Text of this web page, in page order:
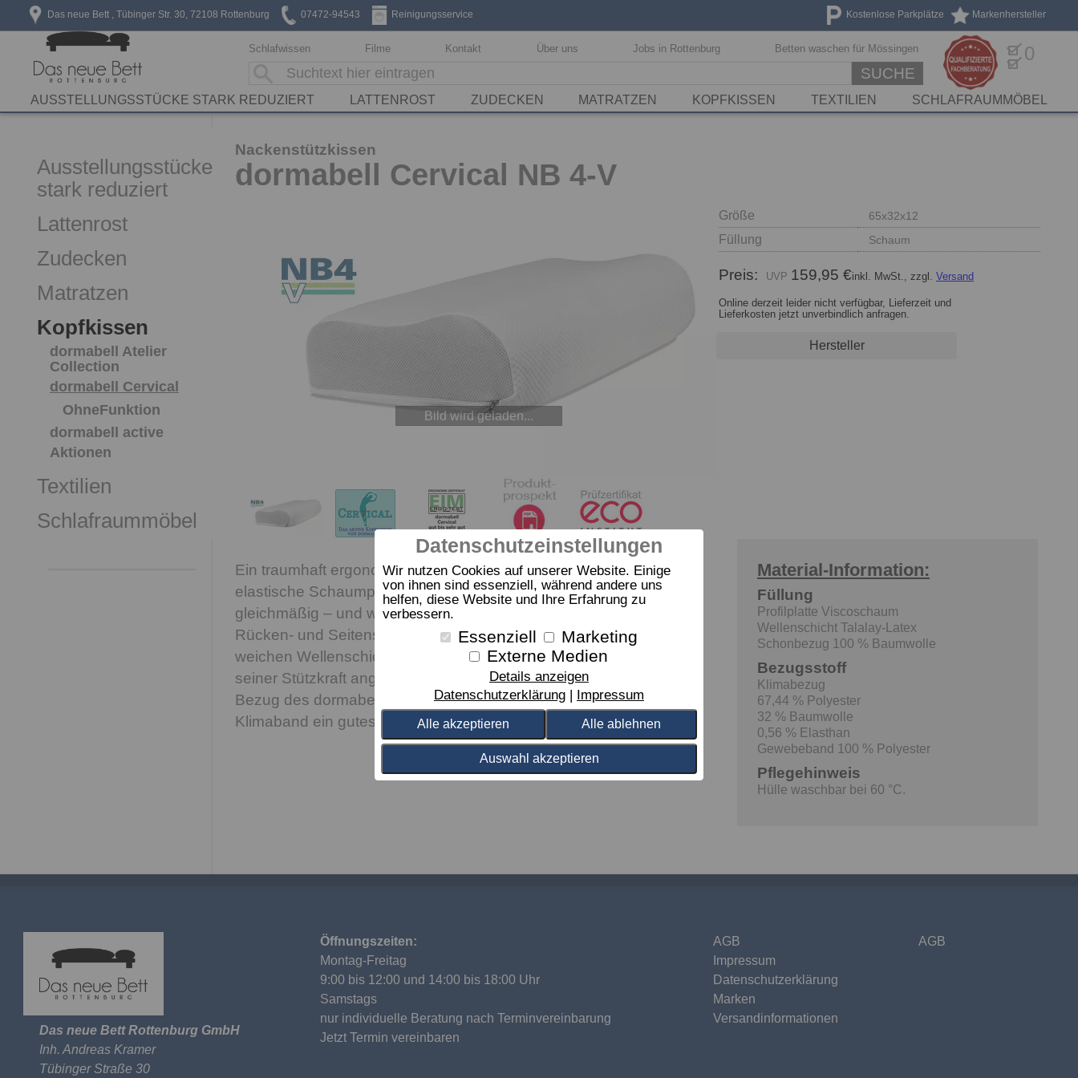
Datenschutzeinstellungen
Wir nutzen Cookies auf unserer Website. Einige
von ihnen sind essenziell, während andere uns
helfen, diese Website und Ihre Erfahrung zu
verbessern.
Essenziell
Marketing
Externe Medien
Details anzeigen
Datenschutzerklärung
Impressum
Alle akzeptieren Alle ablehnen
Auswahl akzeptieren
Das neue Bett , Tübinger Str. 30, 72108 Rottenburg 07472-94543 Reinigungsservice Markenhersteller
Kostenlose Parkplätze
Schlafwissen Filme Kontakt Über uns Jobs in Rottenburg Betten waschen für Mössingen
SUCHE
0
AUSSTELLUNGSSTÜCKE STARK REDUZIERT LATTENROST ZUDECKEN MATRATZEN KOPFKISSEN TEXTILIEN SCHLAFRAUMMÖBEL
Ausstellungsstücke
stark reduziert
Lattenrost
Zudecken
Matratzen
Kopfkissen
dormabell Atelier
Collection
dormabell Cervical
OhneFunktion
dormabell active
Aktionen
Textilien
Schlafraummöbel
Nackenstützkissen
dormabell Cervical NB 4-V
Bild wird geladen...
Größe 65x32x12
Füllung Schaum
Preis: 159,95 €inkl. MwSt., zzgl. Versand
Online derzeit leider nicht verfügbar, Lieferzeit und
Lieferkosten jetzt unverbindlich anfragen.
Hersteller
Ein traumhaft ergonomisches Spitzen-Kissen: Die innovative, visco-
elastische Schaumplatte stabilisiert den Nacken, verteilt den Druck
gleichmäßig – und wirkt dabei angenehm klimatisierend. Ideal für
Rücken- und Seitenschläfer mit mittelfesten Matratzen. Dank der
weichen Wellenschicht aus Talalay-Latex fühlt sich das Kissen trotz
seiner Stützkraft angenehm soft an. Weiteres Highlight: Auch der
Bezug des dormabell Cervical NB 4-V fördert durch sein großes
Klimaband ein gutes Schlafklima.
Material-Information:
Füllung
Profilplatte Viscoschaum
Wellenschicht Talalay-Latex
Schonbezug 100 % Baumwolle
Bezugsstoff
Klimabezug
67,44 % Polyester
32 % Baumwolle
0,56 % Elasthan
Gewebeband 100 % Polyester
Pflegehinweis
Hülle waschbar bei 60 °C.
Das neue Bett Rottenburg GmbH
Inh. Andreas Kramer
Tübinger Straße 30
Öffnungszeiten:
Montag-Freitag
9:00 bis 12:00 und 14:00 bis 18:00 Uhr
Samstags
nur individuelle Beratung nach Terminvereinbarung
Jetzt Termin vereinbaren
AGB
Impressum
Datenschutzerklärung
Marken
Versandinformationen
AGB